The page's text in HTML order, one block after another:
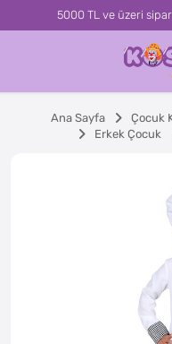
5000 TL ve üzeri
Ana Sayfa Çocuk
Erkek Çocuk